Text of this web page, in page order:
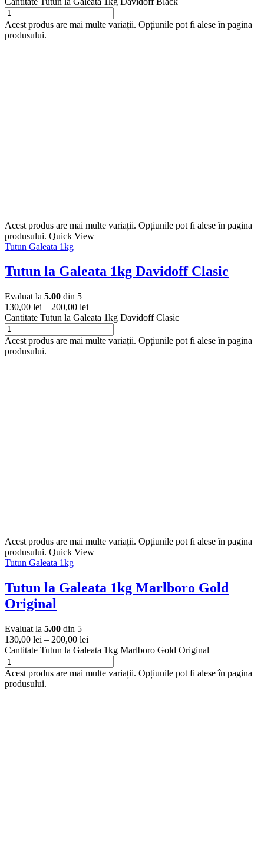
Acest produs are mai multe variații. Opțiunile pot fi alese în pagina
produsului.
Acest produs are mai multe variații. Opțiunile pot fi alese în pagina
produsului. Quick View
Tutun Galeata 1kg
Tutun la Galeata 1kg Davidoff Clasic
Evaluat la 5.00 din 5
130,00 lei – 200,00 lei
Cantitate Tutun la Galeata 1kg Davidoff Clasic
Acest produs are mai multe variații. Opțiunile pot fi alese în pagina
produsului.
Acest produs are mai multe variații. Opțiunile pot fi alese în pagina
produsului. Quick View
Tutun Galeata 1kg
Tutun la Galeata 1kg Marlboro Gold
Original
Evaluat la 5.00 din 5
130,00 lei – 200,00 lei
Cantitate Tutun la Galeata 1kg Marlboro Gold Original
Acest produs are mai multe variații. Opțiunile pot fi alese în pagina
produsului.